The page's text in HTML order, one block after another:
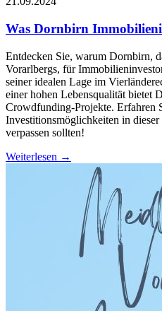
Was Dornbirn
Entdecken Sie, warum Dornbirn,
Vorarlbergs, für
seiner idealen Lage im
einer hohen Lebensqualität bietet
Crowdfunding-Projekte. Erfahren
Investitionsmöglichkeiten in
verpassen sollten!
Weiterlesen →